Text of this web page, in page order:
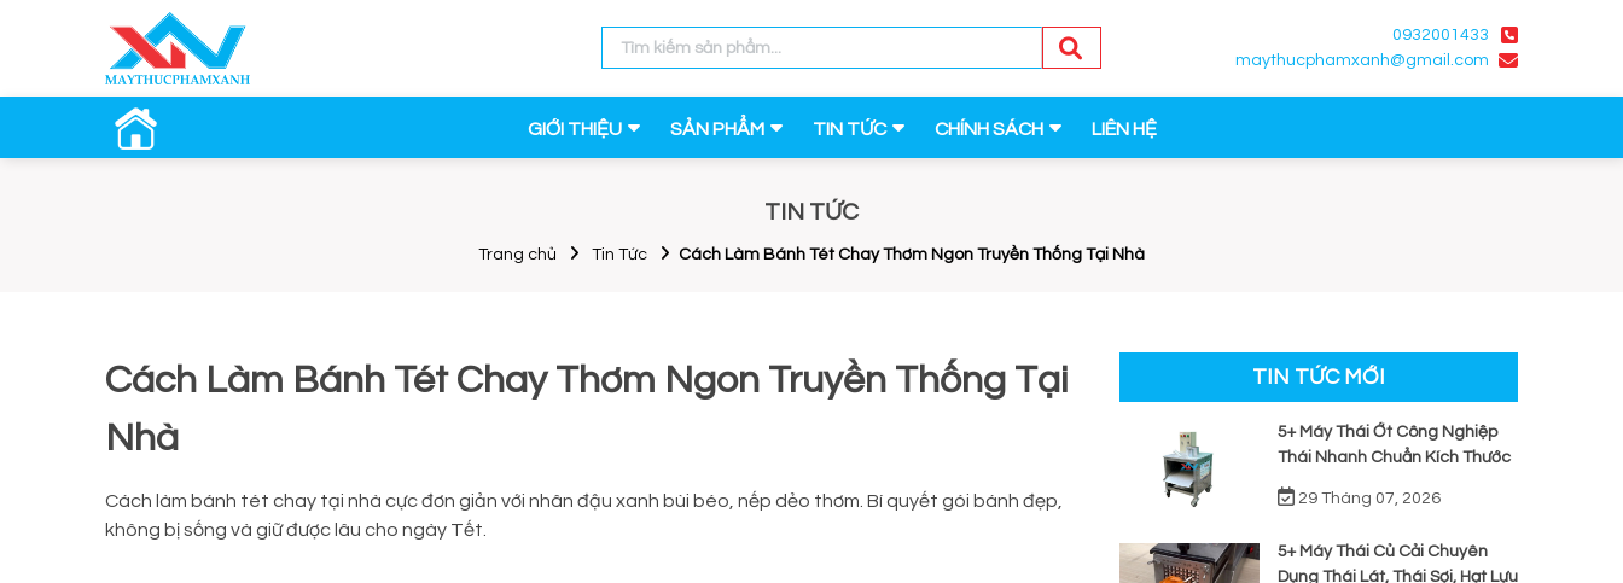
0932001433
maythucphamxanh@gmail.com
GIỚI THIỆU SẢN PHẨM TIN TỨC CHÍNH SÁCH LIÊN HỆ
TIN TỨC
Trang chủ Tin Tức Cách Làm Bánh Tét Chay Thơm Ngon Truyền Thống Tại Nhà
Cách Làm Bánh Tét Chay Thơm Ngon Truyền Thống Tại
Nhà
Cách làm bánh tét chay tại nhà cực đơn giản với nhân đậu xanh bùi béo, nếp dẻo thơm. Bí quyết gói bánh đẹp,
không bị sống và giữ được lâu cho ngày Tết.
TIN TỨC MỚI
5+ Máy Thái Ớt Công Nghiệp
Thái Nhanh Chuẩn Kích Thước
29 Tháng 07, 2026
5+ Máy Thái Củ Cải Chuyên
Dụng Thái Lát, Thái Sợi, Hạt Lựu